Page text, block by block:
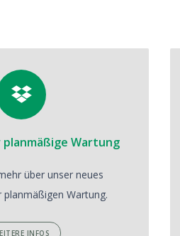
Wartung
über unser neues
Wartung.
INFOS